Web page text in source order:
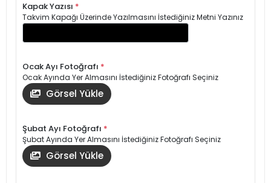
Kapak Yazısı *
Takvim Kapağı Üzerinde Yazılmasını İstediğiniz Metni Yazınız
Ocak Ayı Fotoğrafı *
Ocak Ayında Yer Almasını İstediğiniz Fotoğrafı Seçiniz
Görsel Yükle
Şubat Ayı Fotoğrafı *
Şubat Ayında Yer Almasını İstediğiniz Fotoğrafı Seçiniz
Görsel Yükle